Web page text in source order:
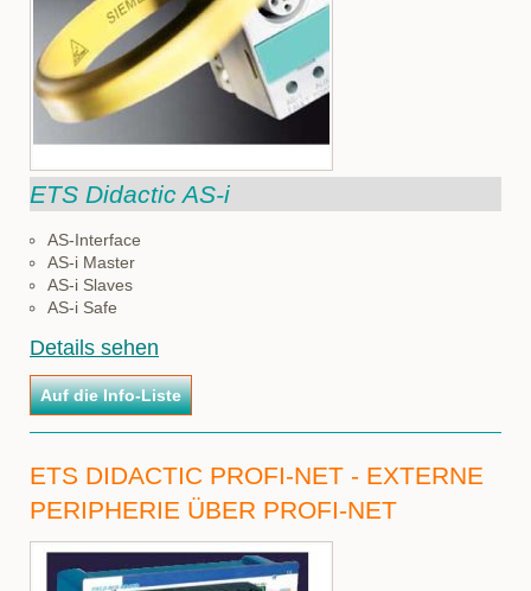
ETS Didactic AS-i
AS-Interface
AS-i Master
AS-i Slaves
AS-i Safe
Details sehen
ETS DIDACTIC PROFI-NET - EXTERNE
PERIPHERIE ÜBER PROFI-NET